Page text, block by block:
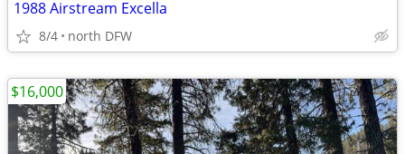
1988 Airstream Excella
8/4 north DFW
$16,000